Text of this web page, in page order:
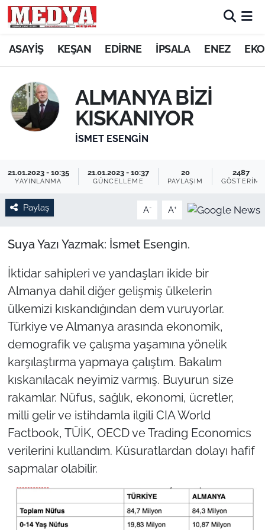
ASAYİŞ KEŞAN EDİRNE İPSALA ENEZ
ALMANYA BİZİ
KISKANIYOR
İSMET ESENGIN
21.01.2023 - 10:35
YAYINLANMA
21.01.2023 - 10:37
GÜNCELLEME
20
PAYLAŞIM
2487
GÖSTERIM
Paylaş A- A+
Suya Yazı Yazmak: İsmet Esengin.
İktidar sahipleri ve yandaşları ikide bir
Almanya dahil diğer gelişmiş ülkelerin
ülkemizi kıskandığından dem vuruyorlar.
Türkiye ve Almanya arasında ekonomik,
demografik ve çalışma yaşamına yönelik
karşılaştırma yapmaya çalıştım. Bakalım
kıskanılacak neyimiz varmış. Buyurun size
rakamlar. Nüfus, sağlık, ekonomi, ücretler,
milli gelir ve istihdamla ilgili CIA World
Factbook, TÜİK, OECD ve Trading Economics
verilerini kullandım. Küsuratlardan dolayı hafif
sapmalar olabilir.
KEŞAN
ASAYİŞ
SİYASET
GÜNDEM
EKONOMİ
TARIM VE HAYVANCILIK
KÜLTÜR SANAT
RESMİ İLAN
SPOR
EDİRNE
TEKİRDAĞ
ÇANAKKALE